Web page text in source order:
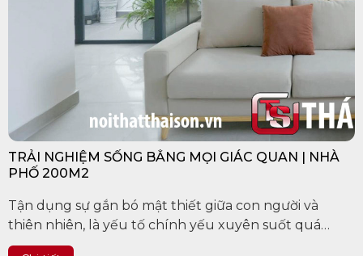
TRẢI NGHIỆM SỐNG BẰNG MỌI GIÁC QUAN | NHÀ
PHỐ 200M2
Tận dụng sự gắn bó mật thiết giữa con người và
thiên nhiên, là yếu tố chính yếu xuyên suốt quá
trình thiết kế và thi công. Với tiền đề giúp bản thân